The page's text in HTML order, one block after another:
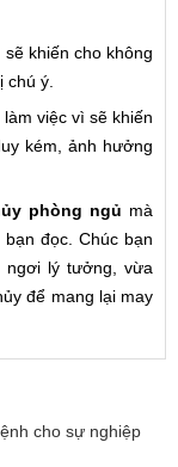
khiến cho không
chú ý.
việc vì sẽ khiến
kém, ảnh hưởng
phòng ngủ mà
đọc. Chúc bạn
lý tưởng, vừa
để mang lại may
cho sự nghiệp